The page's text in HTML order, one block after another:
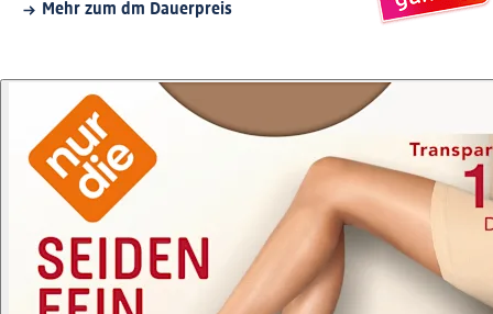
Mehr zum dm Dauerpreis